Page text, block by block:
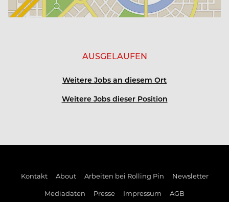
Wir sind fair. Wir sind authentisch. Wir sind
FRISCHEMACHER.
AUSGELAUFEN
Weitere Jobs an diesem Ort
Weitere Jobs dieser Position
Kontakt About Arbeiten bei Rolling Pin
Newsletter
Mediadaten
Presse Impressum
AGB